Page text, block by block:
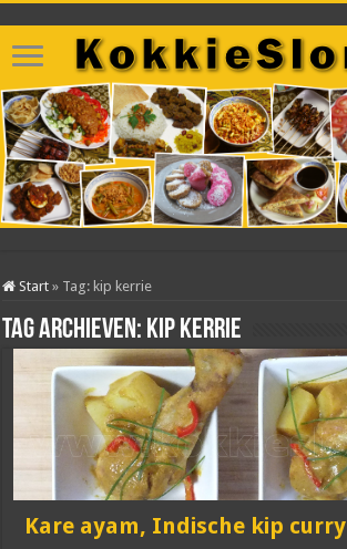
Start » Tag:kip kerrie
Tag archieven: kip kerrie
Kare ayam, Indische kip curry